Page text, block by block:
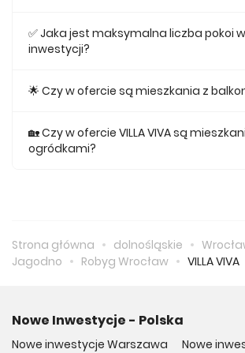
posiada 87,33, natomiast najmniejsze
metraż 37,12.
✅ Jaka jest maksymalna liczba pokoi w
inwestycji?
🌟 Czy w ofercie są mieszkania z
balkonami.
🏡 Czy w ofercie VILLA VIVA są
ogródkami?
Strona główna dolnośląskie
Jagodno
Robyg Wrocław VILLA VIVA
Nowe Inwestycje - Polska
Nowe inwestycje Warszawa
Nowe